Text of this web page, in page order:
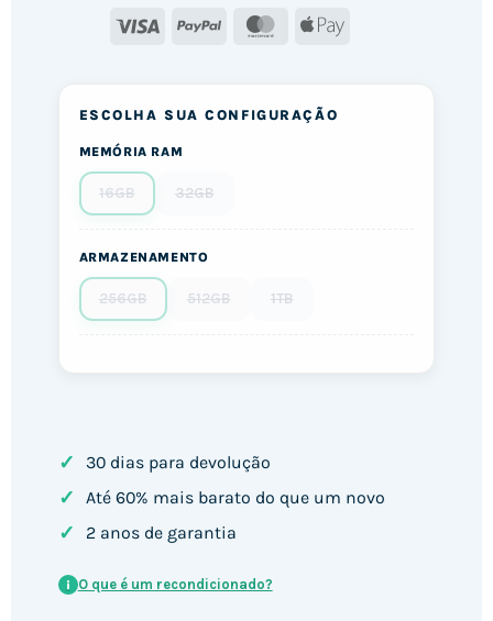
Visa PayPal MasterCard
Apple
ESCOLHA SUA CONFIGURAÇÃO
MEMÓRIA RAM
16GB 32GB
ARMAZENAMENTO
256GB 512GB 1TB
✓ 30 dias para devolução
✓ Até 60% mais barato do que um novo
✓ 2 anos de garantia
i O que é um recondicionado?